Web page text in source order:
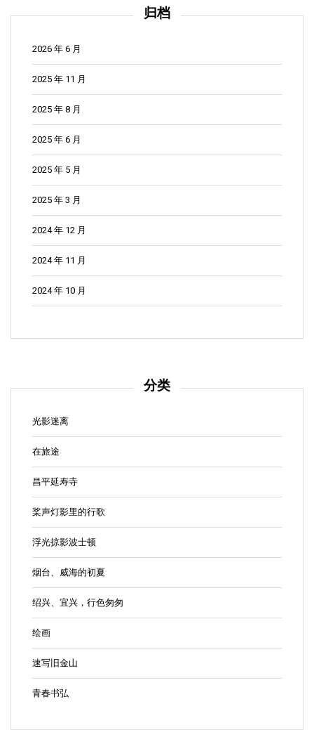
归档
2026 年 6 月
2025 年 11 月
2025 年 8 月
2025 年 6 月
2025 年 5 月
2025 年 3 月
2024 年 12 月
2024 年 11 月
2024 年 10 月
分类
光影迷离
在旅途
昌平延寿寺
桨声灯影里的行歌
浮光掠影波士顿
烟台、威海的初夏
绍兴、宜兴，行色匆匆
绘画
速写旧金山
青春书弘